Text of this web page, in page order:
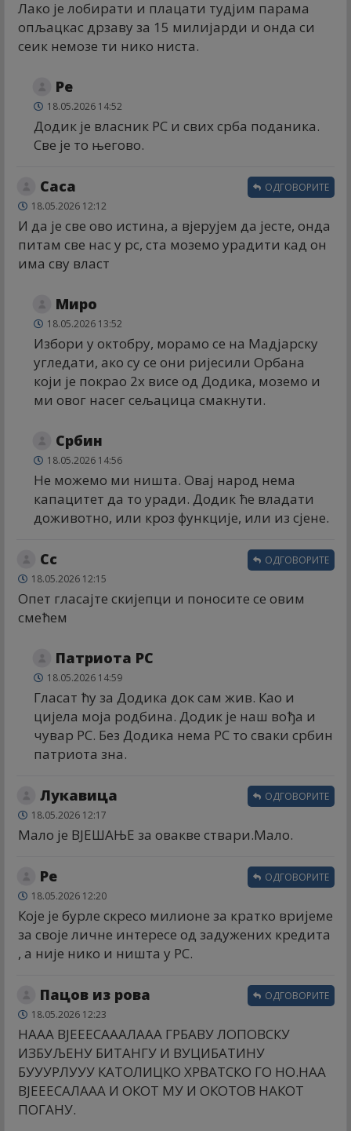
Лако је лобирати и плацати тудјим парама
опљацкас дрзаву за 15 милијарди и онда си
сеик немозе ти нико ниста.
Ре
18.05.2026 14:52
Додик је власник РС и свих срба поданика.
Све је то његово.
Саса
18.05.2026 12:12
И да је све ово истина, а вјерујем да јесте, онда
питам све нас у рс, ста моземо урадити кад он
има сву власт
ОДГОВОРИТЕ
Миро
18.05.2026 13:52
Избори у октобру, морамо се на Мадјарску
угледати, ако су се они ријесили Орбана
који је покрао 2x висе од Додика, моземо и
ми овог насег сељацица смакнути.
Србин
18.05.2026 14:56
Не можемо ми ништа. Овај народ нема
капацитет да то уради. Додик ће владати
доживотно, или кроз функције, или из сјене.
Сс
18.05.2026 12:15
Опет гласајте скијепци и поносите се овим
смећем
ОДГОВОРИТЕ
Патриота РС
18.05.2026 14:59
Гласат ћу за Додика док сам жив. Као и
цијела моја родбина. Додик је наш вођа и
чувар РС. Без Додика нема РС то сваки србин
патриота зна.
Лукавица
18.05.2026 12:17
Мало је ВЈЕШАЊЕ за овакве ствари.Мало.
ОДГОВОРИТЕ
Ре
18.05.2026 12:20
Које је бурле скресо милионе за кратко вријеме
за своје личне интересе од задужених кредита
, а није нико и ништа у РС.
ОДГОВОРИТЕ
Пацов из рова
18.05.2026 12:23
НААА ВЈЕЕЕСАААЛААА ГРБАВУ ЛОПОВСКУ
ИЗБУЉЕНУ БИТАНГУ И ВУЦИБАТИНУ
БУУУРЛУУУ КАТОЛИЦКО ХРВАТСКО ГО НО.НАА
ВЈЕЕЕСАЛААА И ОКОТ МУ И ОКОТОВ НАКОТ
ПОГАНУ.
ОДГОВОРИТЕ